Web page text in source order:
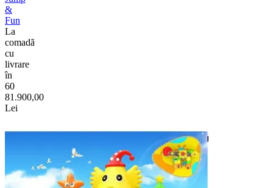
&
Fun
La
comadã
cu
livrare
în
60
81.900,00
Lei